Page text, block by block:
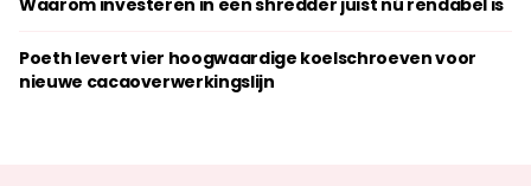
Waarom investeren in een shredder juist nú rendabel is
Poeth levert vier hoogwaardige koelschroeven voor
nieuwe cacaoverwerkingslijn